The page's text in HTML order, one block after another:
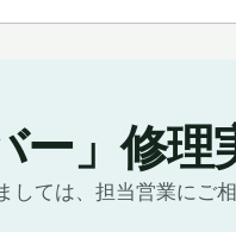
ー」修理
ては、担当営業にご相